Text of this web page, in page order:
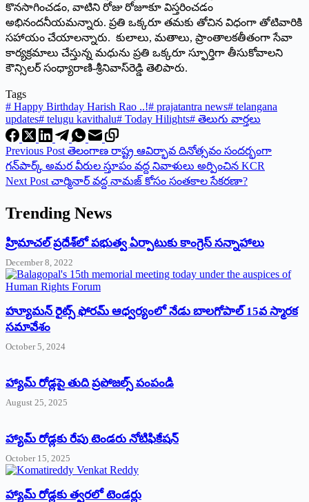
కొనసాగించడం, వాటిని రోజు రోజూకూ విస్తరించడం
అభినందనీయమన్నారు. ప్రతి ఒక్కరూ తమకు తోచిన విధంగా తోటివారికి
సహాయం చేయాలన్నారు. కులాలు, మతాలు, ప్రాంతాలకతీతంగా సేవా
కార్యక్రమాలు చేస్తున్న మధును ప్రతి ఒక్కరూ స్ఫూర్తిగా తీసుకోవాలని
కౌన్సిలర్‌ ‌సంధ్యారాణి-శ్రీనివాస్‌రెడ్డి తెలిపారు.
Tags
# Happy Birthday Harish Rao ..!# prajatantra news# telangana
updates# telugu kavithalu# Today Hilights# తెలుగు వార్తలు
Previous Post తెలంగాణ రాష్ట్ర ఆవిర్భావ దినోత్సవం సందర్భంగా
గన్‌పార్క్ అమర వీరుల స్తూపం వద్ద నివాళులు అర్పించిన KCR
Next Post చార్మినార్‌ ‌వద్ద నామజ్‌ ‌కోసం సంతకాల సేకరణా?
Trending News
‌హ్రిమాచల్‌ ‌ప్రదేశ్‌లో పభుత్వ ఏర్పాటుకు కాంగ్రెస్‌ ‌సన్నాహాలు
December 8, 2022
హ్యూమన్‌ రైట్స్‌ ఫోరమ్‌ ఆధ్వర్యంలో నేడు బాలగోపాల్‌ 15వ స్మారక
సమావేశం
October 5, 2024
హ్యామ్‌ రోడ్లపై తుది ప్రపోజల్స్‌ పంపండి
August 25, 2025
హ్యామ్‌ రోడ్లకు రేపు టెండరు నోటిఫికేషన్‌
October 15, 2025
హ్యామ్‌ రోడ్లకు త్వరలో టెండర్లు